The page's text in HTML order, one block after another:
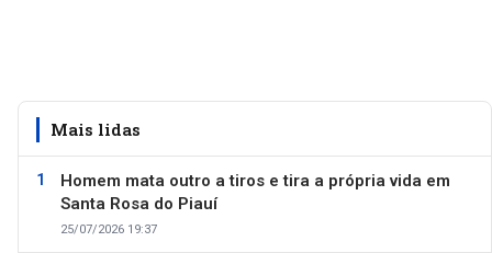
Mais lidas
Homem mata outro a tiros e tira a própria vida em
Santa Rosa do Piauí
25/07/2026 19:37